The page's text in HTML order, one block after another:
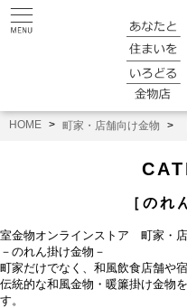
HOME 町家・店舗向け金物
［のれ
室金物オンラインストア 町家・
－のれん掛け金物－
町家だけでなく、和風飲食店舗や
伝統的な和風金物・暖簾掛け金物
す。